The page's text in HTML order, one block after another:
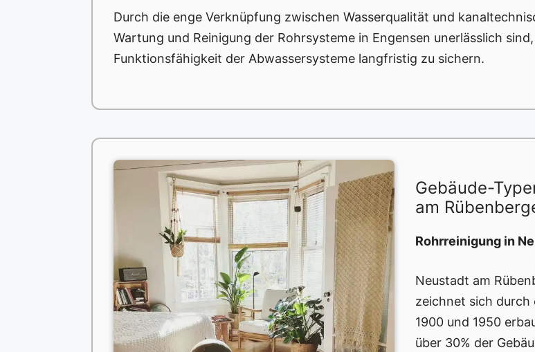
Durch die enge Verknüpfung zwischen Wasserqualität und
Wartung und Reinigung der Rohrsysteme in Engensen unerlässlich
Funktionsfähigkeit der Abwassersysteme langfristig zu sichern.
Gebäude-
am
Rohrreinigung in
Neustadt am
zeichnet sich durch
1900 und 1950
über 30% der